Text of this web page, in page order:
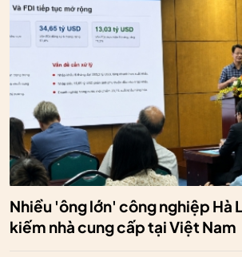
Nhiều 'ông lớn' công nghiệp Hà
kiếm nhà cung cấp tại Việt Nam